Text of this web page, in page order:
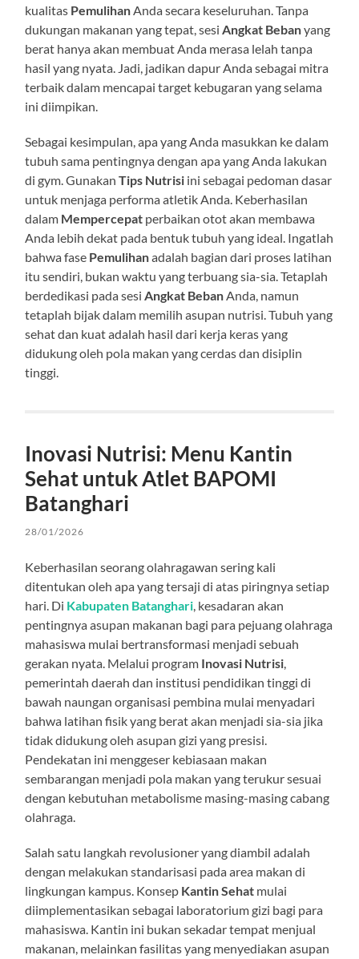
kualitas PemulihanAnda secara keseluruhan. Tanpa
dukungan makanan yang tepat, sesiAngkat Bebanyang
berat hanya akan membuat Anda merasa lelah tanpa
hasil yang nyata. Jadi, jadikan dapur Anda sebagai mitra
terbaik dalam mencapai target kebugaran yang selama
ini diimpikan.
Sebagai kesimpulan, apa yang Anda masukkan ke dalam
tubuh sama pentingnya dengan apa yang Anda lakukan
di gym. GunakanTips Nutrisi ini sebagai pedoman dasar
untuk menjaga performa atletik Anda. Keberhasilan
dalam Mempercepat perbaikan otot akan membawa
Anda lebih dekat pada bentuk tubuh yang ideal. Ingatlah
bahwa fase Pemulihanadalah bagian dari proses latihan
itu sendiri, bukan waktu yang terbuang sia-sia. Tetaplah
berdedikasi pada sesiAngkat BebanAnda, namun
tetaplah bijak dalam memilih asupan nutrisi. Tubuh yang
sehat dan kuat adalah hasil dari kerja keras yang
didukung oleh pola makan yang cerdas dan disiplin
tinggi.
Inovasi Nutrisi: Menu Kantin
Sehat untuk Atlet BAPOMI
Batanghari
28/01/2026
Keberhasilan seorang olahragawan sering kali
ditentukan oleh apa yang tersaji di atas piringnya setiap
hari. Di Kabupaten Batanghari, kesadaran akan
pentingnya asupan makanan bagi para pejuang olahraga
mahasiswa mulai bertransformasi menjadi sebuah
gerakan nyata. Melalui program Inovasi Nutrisi,
pemerintah daerah dan institusi pendidikan tinggi di
bawah naungan organisasi pembina mulai menyadari
bahwa latihan fisik yang berat akan menjadi sia-sia jika
tidak didukung oleh asupan gizi yang presisi.
Pendekatan ini menggeser kebiasaan makan
sembarangan menjadi pola makan yang terukur sesuai
dengan kebutuhan metabolisme masing-masing cabang
olahraga.
Salah satu langkah revolusioner yang diambil adalah
dengan melakukan standarisasi pada area makan di
lingkungan kampus. Konsep Kantin Sehat mulai
diimplementasikan sebagai laboratorium gizi bagi para
mahasiswa. Kantin ini bukan sekadar tempat menjual
makanan, melainkan fasilitas yang menyediakan asupan